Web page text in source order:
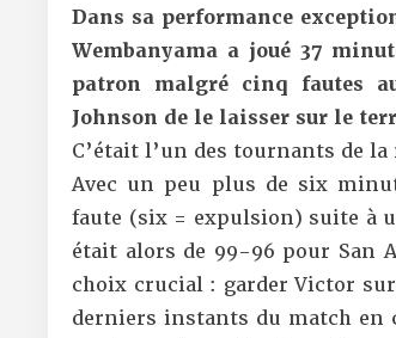
Dans sa performance
Wembanyama a joué 37
patron malgré cinq fautes
Johnson de le laisser sur le
C’était l’un des tournants de
Avec un peu plus de six
faute (six = expulsion) suite à
était alors de 99-96 pour San
choix crucial : garder Victor
derniers instants du match en